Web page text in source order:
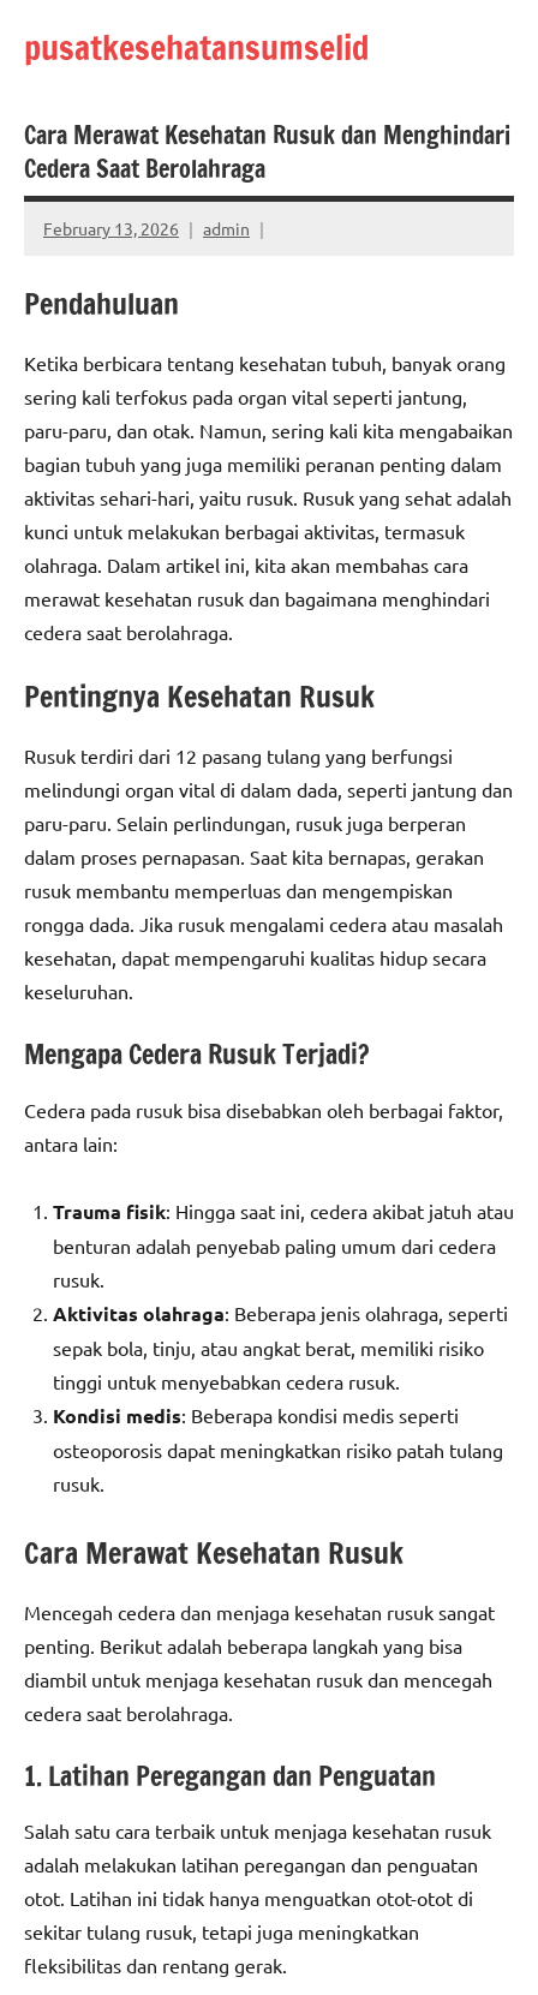
pusatkesehatansumselid
Cara Merawat Kesehatan Rusuk dan Menghindari
Cedera Saat Berolahraga
February 13, 2026 admin
Pendahuluan
Ketika berbicara tentang kesehatan tubuh, banyak orang
sering kali terfokus pada organ vital seperti jantung,
paru-paru, dan otak. Namun, sering kali kita mengabaikan
bagian tubuh yang juga memiliki peranan penting dalam
aktivitas sehari-hari, yaitu rusuk. Rusuk yang sehat adalah
kunci untuk melakukan berbagai aktivitas, termasuk
olahraga. Dalam artikel ini, kita akan membahas cara
merawat kesehatan rusuk dan bagaimana menghindari
cedera saat berolahraga.
Pentingnya Kesehatan Rusuk
Rusuk terdiri dari 12 pasang tulang yang berfungsi
melindungi organ vital di dalam dada, seperti jantung dan
paru-paru. Selain perlindungan, rusuk juga berperan
dalam proses pernapasan. Saat kita bernapas, gerakan
rusuk membantu memperluas dan mengempiskan
rongga dada. Jika rusuk mengalami cedera atau masalah
kesehatan, dapat mempengaruhi kualitas hidup secara
keseluruhan.
Mengapa Cedera Rusuk Terjadi?
Cedera pada rusuk bisa disebabkan oleh berbagai faktor,
antara lain:
Trauma fisik: Hingga saat ini, cedera akibat jatuh atau
benturan adalah penyebab paling umum dari cedera
rusuk.
Aktivitas olahraga: Beberapa jenis olahraga, seperti
sepak bola, tinju, atau angkat berat, memiliki risiko
tinggi untuk menyebabkan cedera rusuk.
Kondisi medis: Beberapa kondisi medis seperti
osteoporosis dapat meningkatkan risiko patah tulang
rusuk.
Cara Merawat Kesehatan Rusuk
Mencegah cedera dan menjaga kesehatan rusuk sangat
penting. Berikut adalah beberapa langkah yang bisa
diambil untuk menjaga kesehatan rusuk dan mencegah
cedera saat berolahraga.
1. Latihan Peregangan dan Penguatan
Salah satu cara terbaik untuk menjaga kesehatan rusuk
adalah melakukan latihan peregangan dan penguatan
otot. Latihan ini tidak hanya menguatkan otot-otot di
sekitar tulang rusuk, tetapi juga meningkatkan
fleksibilitas dan rentang gerak.